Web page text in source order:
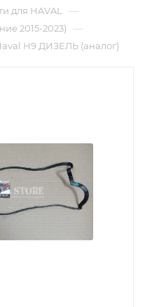
для HAVAL —
2015-2023) —
H9 ДИЗЕЛЬ (аналог)